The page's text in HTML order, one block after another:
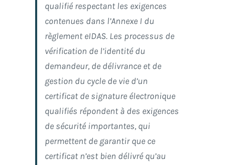
qualifié respectant les exigences
contenues dans l’Annexe I du
règlement eIDAS. Les processus de
vérification de l’identité du
demandeur, de délivrance et de
gestion du cycle de vie d’un
certificat de signature électronique
qualifiés répondent à des exigences
de sécurité importantes, qui
permettent de garantir que ce
certificat n’est bien délivré qu’au